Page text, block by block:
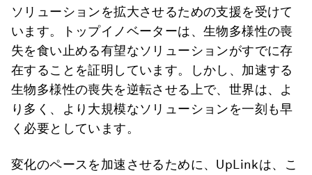
ソリューションを拡大させるための支援を受けて
います。トップイノベーターは、生物多様性の喪
失を食い止める有望なソリューションがすでに存
在することを証明しています。しかし、加速する
生物多様性の喪失を逆転させる上で、世界は、よ
り多く、より大規模なソリューションを一刻も早
く必要としています。
変化のペースを加速させるために、UpLinkは、こ